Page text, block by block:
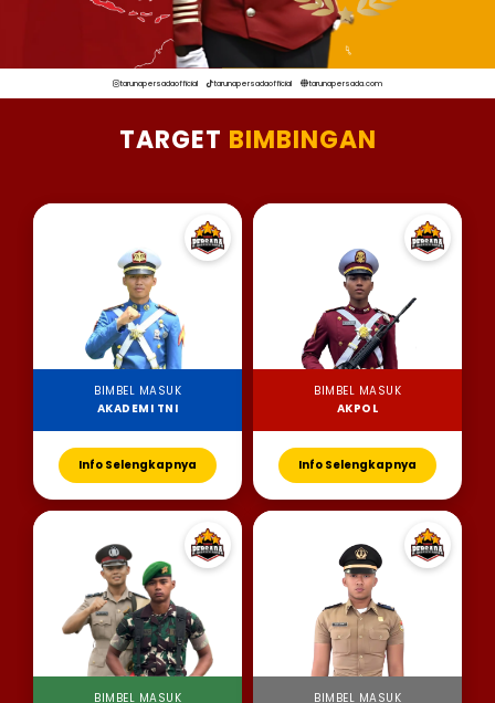
tarunapersadaofficial tarunapersadaofficial tarunapersada.com
TARGET BIMBINGAN
BIMBEL MASUK
AKADEMI TNI
Info Selengkapnya
BIMBEL MASUK
AKPOL
Info Selengkapnya
BIMBEL MASUK
BIMBEL MASUK